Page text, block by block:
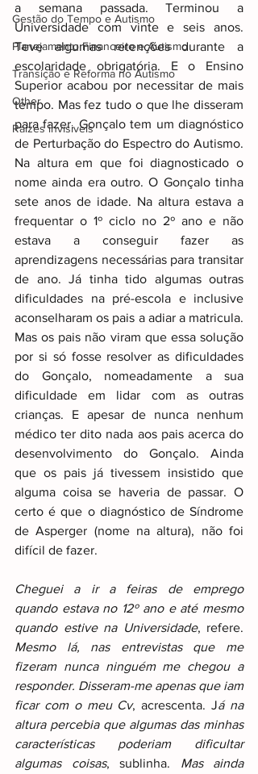
Gestão do Tempo e Autismo
Planejamento Financeiro e Autismo
Transição e Reforma no Autismo
Other
Raizes invisiveis
a semana passada. Terminou a
Universidade com vinte e seis anos.
Teve algumas retenções durante a
escolaridade obrigatória. E o Ensino
Superior acabou por necessitar de mais
tempo. Mas fez tudo o que lhe disseram
para fazer. Gonçalo tem um diagnóstico
de Perturbação do Espectro do Autismo.
Na altura em que foi diagnosticado o
nome ainda era outro. O Gonçalo tinha
sete anos de idade. Na altura estava a
frequentar o 1º ciclo no 2º ano e não
estava a conseguir fazer as
aprendizagens necessárias para transitar
de ano. Já tinha tido algumas outras
dificuldades na pré-escola e inclusive
aconselharam os pais a adiar a matricula.
Mas os pais não viram que essa solução
por si só fosse resolver as dificuldades
do Gonçalo, nomeadamente a sua
dificuldade em lidar com as outras
crianças. E apesar de nunca nenhum
médico ter dito nada aos pais acerca do
desenvolvimento do Gonçalo. Ainda
que os pais já tivessem insistido que
alguma coisa se haveria de passar. O
certo é que o diagnóstico de Síndrome
de Asperger (nome na altura), não foi
difícil de fazer.
Cheguei a ir a feiras de emprego
quando estava no 12º ano e até mesmo
quando estive na Universidade
Mesmo lá, nas entrevistas que me
fizeram nunca ninguém me chegou a
responder. Disseram-me apenas que iam
ficar com o meu Cv, acrescenta. Já na
altura percebia que algumas das minhas
características poderiam dificultar
algumas coisas, sublinha. Mas ainda